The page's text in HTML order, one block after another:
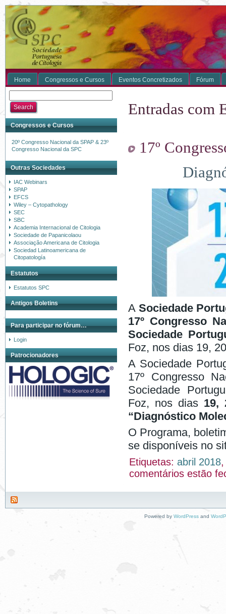
Home Congressos e Cursos Eventos Concretizados Fórum
Congressos e Cursos
20º Congresso Nacional da SPAP & 23º
Congresso Nacional da SPC
Outras Sociedades
IAC Webinars
SPAP
EFCS
Wiley – Cytopathology
SEC
SBC
Academia Internacional de Citologia
Sociedade de Papanicolaou
Associação Americana de Citologia
Sociedad Latinoamericana de
Citopatología
Estatutos
Estatutos SPC
Antigos Boletins
Para participar no fórum…
Login
Patrocionadores
Entradas com
17º
A Sociedade
17º Congresso
Sociedade
Foz, nos dias 19,
A Sociedade
17º Congresso
Sociedade
Foz, nos dias19,
“Diagnóstico
O Programa,
se disponíveis no
Etiquetas: abril 2018
comentários estão
Powered by WordPressand